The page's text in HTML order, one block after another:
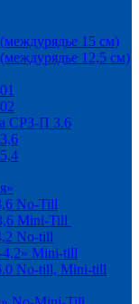
15 см)
12,5 см)
СРЗ-П 3.6
No-Till
Mini-Till
No-till
4,2» Mini-till
No-till, Mini-till